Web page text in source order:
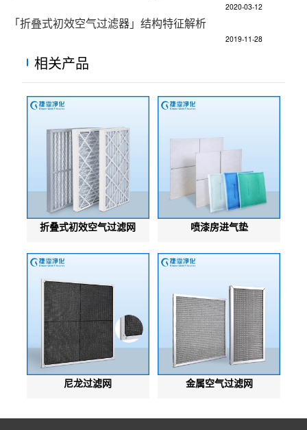
2020-03-12
「折叠式初效空气过滤器」结构特征解析
2019-11-28
相关产品
折叠式初效空气过滤网 喷漆房进气垫
尼龙过滤网 金属空气过滤网